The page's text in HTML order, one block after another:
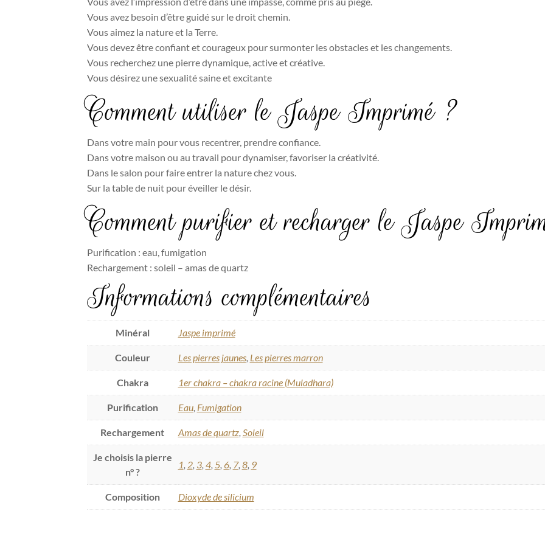
Vous avez besoin d’être guidé sur le droit chemin.
Vous aimez la nature et la Terre.
Vous devez être confiant et courageux pour surmonter les obstacles et les changements.
Vous recherchez une pierre dynamique, active et créative.
Vous désirez une sexualité saine et excitante
Comment utiliser le Jaspe Imprimé ?
Dans votre main pour vous recentrer, prendre confiance.
Dans votre maison ou au travail pour dynamiser, favoriser la créativité.
Dans le salon pour faire entrer la nature chez vous.
Sur la table de nuit pour éveiller le désir.
Comment purifier et recharger le Jaspe
Purification : eau, fumigation
Rechargement : soleil – amas de quartz
Informations complémentaires
Minéral Jaspe imprimé
Couleur Les pierres jaunes, Les pierres marron
Chakra 1er chakra – chakra racine (Muladhara)
Purification Eau, Fumigation
Rechargement Amas de quartz, Soleil
Je choisis la pierre
n° ?
1, 2, 3, 4, 5, 6, 7, 8, 9
Composition Dioxyde de silicium